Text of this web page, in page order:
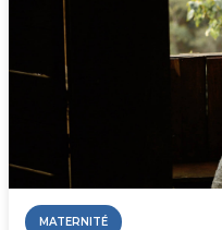
MATERNITÉ